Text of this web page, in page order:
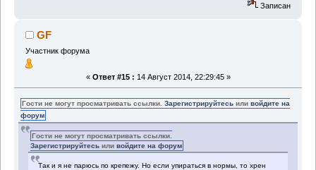
Записан
GF
Участник форума
« Ответ #15 : 14 Август 2014, 22:29:45 »
Гости не могут просматривать ссылки.Зарегистрируйтесь иливойдите на
форум
Гости не могут просматривать ссылки.
Зарегистрируйтесь иливойдите на форум
Так и я не парюсь по крепежу. Но если упираться в нормы, то хрен